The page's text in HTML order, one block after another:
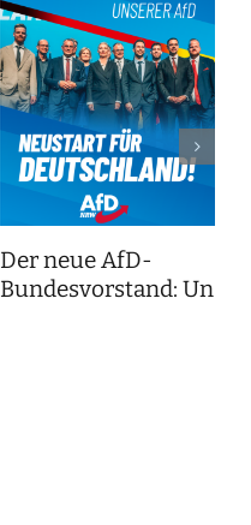
Der neue AfD-
Bundesvorstand: